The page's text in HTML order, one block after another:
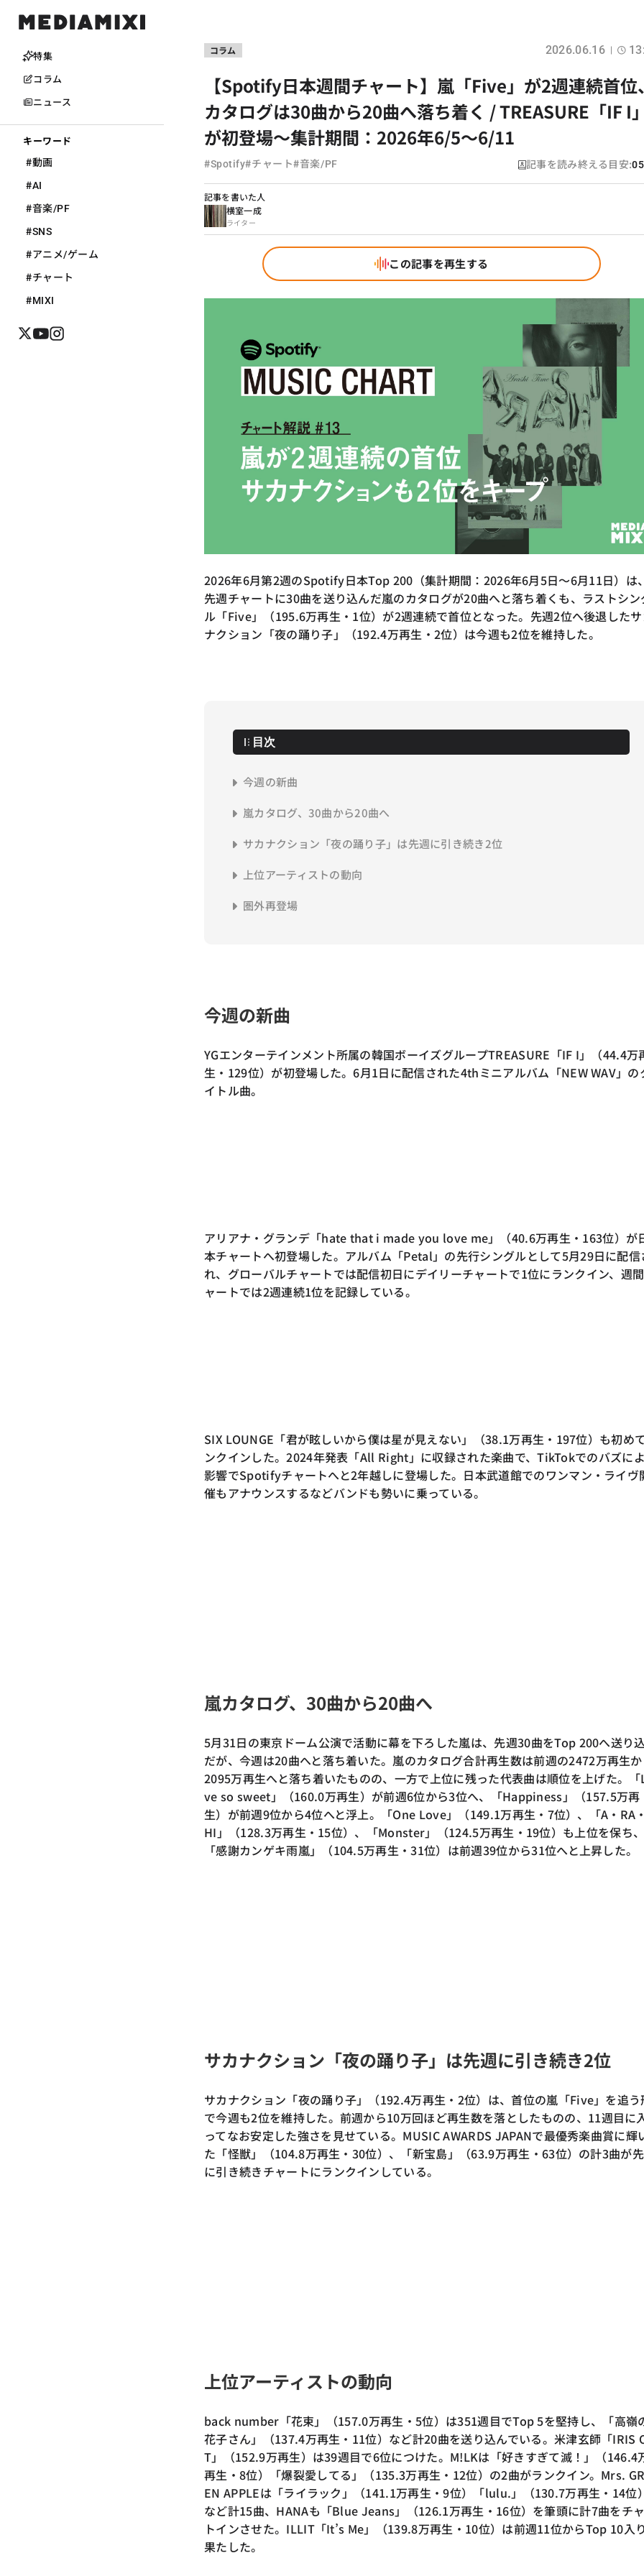
特集
コラム
ニュース
キーワード
#動画
#AI
#音楽/PF
#SNS
#アニメ/ゲーム
#チャート
#MIXI
コラム 2026.06.16
【Spotify日本週間チャート】嵐「Five」が2週連続首位、
カタログは30曲から20曲へ落ち着く / TREASURE「IF I」
が初登場〜集計期間：2026年6/5〜6/11
#Spotify#チャート#音楽/PF 記事を読み終える目安:
記事を書いた人
横室一成
ライター
この記事を再生する
2026年6月第2週のSpotify日本Top 200（集計期間：2026年6月5日〜6月11日）は、
先週チャートに30曲を送り込んだ嵐のカタログが20曲へと落ち着くも、ラストシン
ル「Five」（195.6万再生・1位）が2週連続で首位となった。先週2位へ後退したサ
ナクション「夜の踊り子」（192.4万再生・2位）は今週も2位を維持した。
目次
今週の新曲
嵐カタログ、30曲から20曲へ
サカナクション「夜の踊り子」は先週に引き続き2位
上位アーティストの動向
圏外再登場
今週の新曲
YGエンターテインメント所属の韓国ボーイズグループTREASURE「IF I」（44.4万
生・129位）が初登場した。6月1日に配信された4thミニアルバム「NEW WAV」の
イトル曲。
アリアナ・グランデ「hate that i made you love me」（40.6万再生・163位）が
本チャートへ初登場した。アルバム「Petal」の先行シングルとして5月29日に配信
れ、グローバルチャートでは配信初日にデイリーチャートで1位にランクイン、週
ャートでは2週連続1位を記録している。
SIX LOUNGE「君が眩しいから僕は星が見えない」（38.1万再生・197位）も初め
ンクインした。2024年発表「All Right」に収録された楽曲で、TikTokでのバズに
影響でSpotifyチャートへと2年越しに登場した。日本武道館でのワンマン・ライヴ
催もアナウンスするなどバンドも勢いに乗っている。
嵐カタログ、30曲から20曲へ
5月31日の東京ドーム公演で活動に幕を下ろした嵐は、先週30曲をTop 200へ送り
だが、今週は20曲へと落ち着いた。嵐のカタログ合計再生数は前週の2472万再生か
2095万再生へと落ち着いたものの、一方で上位に残った代表曲は順位を上げた。
ve so sweet」（160.0万再生）が前週6位から3位へ、「Happiness」（157.5万再
生）が前週9位から4位へと浮上。「One Love」（149.1万再生・7位）、「A・RA
HI」（128.3万再生・15位）、「Monster」（124.5万再生・19位）も上位を保ち、
「感謝カンゲキ雨嵐」（104.5万再生・31位）は前週39位から31位へと上昇した。
サカナクション「夜の踊り子」は先週に引き続き2位
サカナクション「夜の踊り子」（192.4万再生・2位）は、首位の嵐「Five」を追う
で今週も2位を維持した。前週から10万回ほど再生数を落としたものの、11週目に
ってなお安定した強さを見せている。MUSIC AWARDS JAPANで最優秀楽曲賞に輝
た「怪獣」（104.8万再生・30位）、「新宝島」（63.9万再生・63位）の計3曲が
に引き続きチャートにランクインしている。
上位アーティストの動向
back number「花束」（157.0万再生・5位）は351週目でTop 5を堅持し、「高嶺
花子さん」（137.4万再生・11位）など計20曲を送り込んでいる。米津玄師「IRIS
T」（152.9万再生）は39週目で6位につけた。M!LKは「好きすぎて滅！」（146.4
再生・8位）「爆裂愛してる」（135.3万再生・12位）の2曲がランクイン。Mrs.
EN APPLEは「ライラック」（141.1万再生・9位）「lulu.」（130.7万再生・14位）
など計15曲、HANAも「Blue Jeans」（126.1万再生・16位）を筆頭に計7曲をチ
トインさせた。ILLIT「It’s Me」（139.8万再生・10位）は前週11位からTop 10入
果たした。